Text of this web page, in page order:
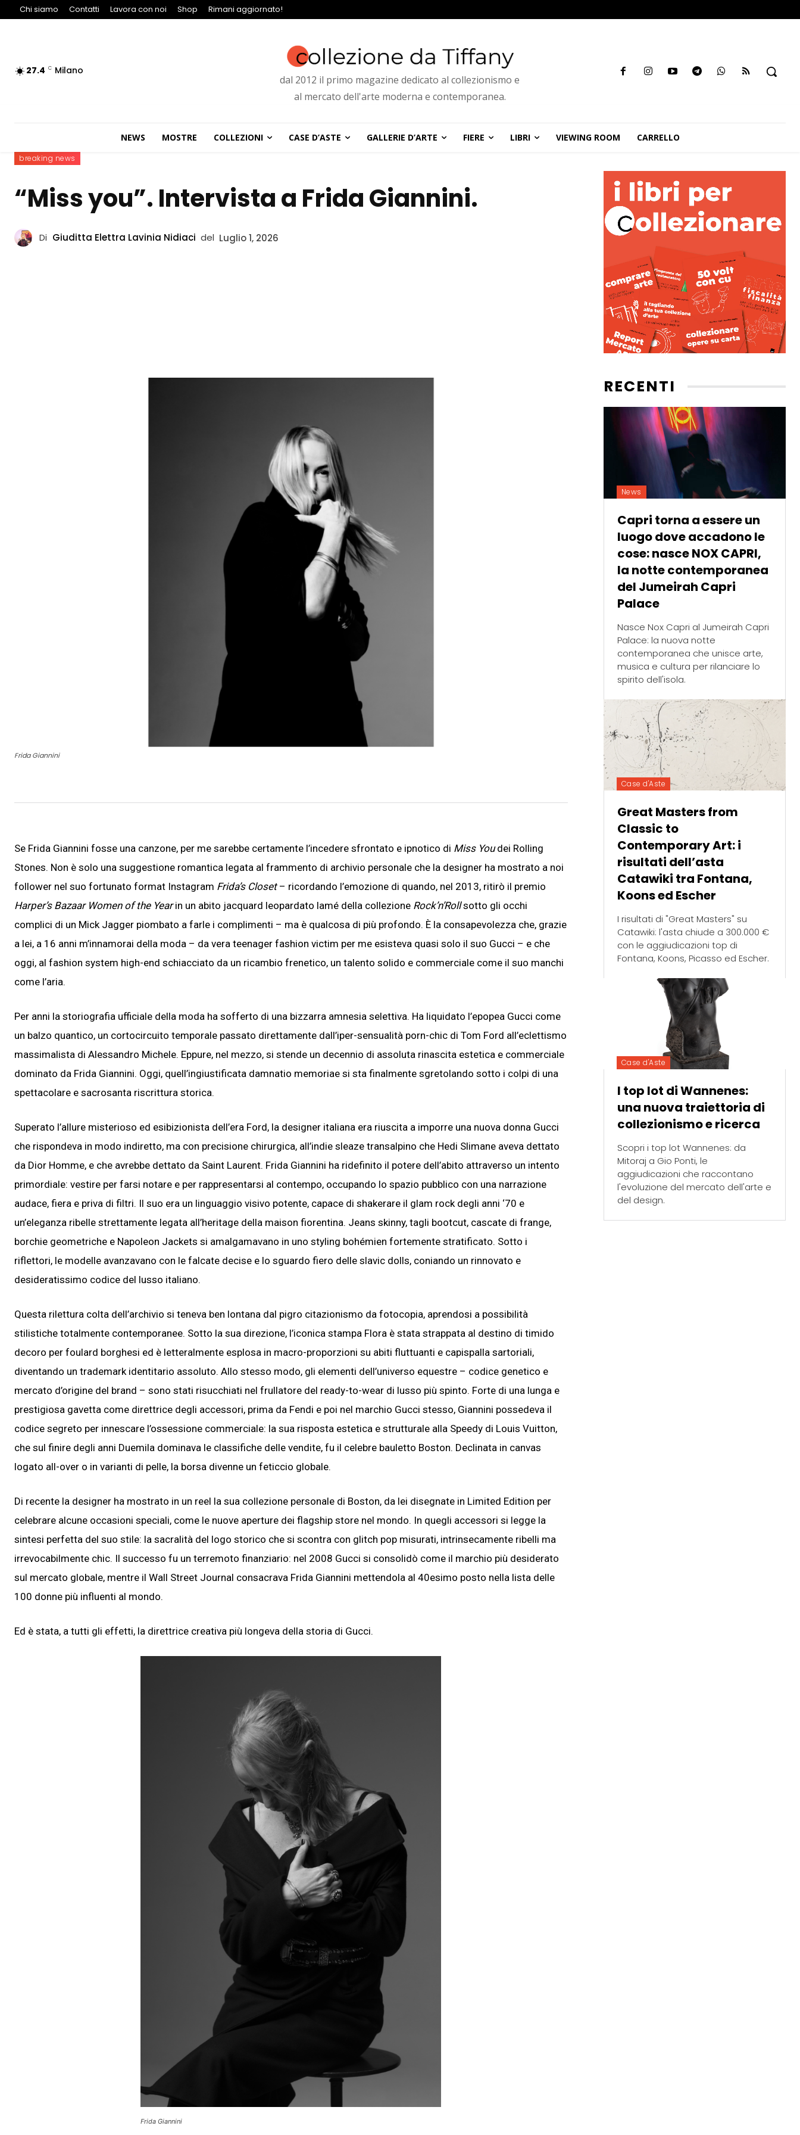
Chi siamo Contatti Lavora con noi Shop Rimani aggiornato!
27.4 C Milano
dal 2012 il primo magazine dedicato al collezionismo e
al mercato dell'arte moderna e contemporanea.
NEWS MOSTRE COLLEZIONI CASE D’ASTE GALLERIE D’ARTE FIERE LIBRI VIEWING ROOM CARRELLO
breaking news
“Miss you”. Intervista a Frida Giannini.
Di Giuditta Elettra Lavinia Nidiaci del Luglio 1, 2026
Frida Giannini
Se Frida Giannini fosse una canzone, per me sarebbe certamente l’incedere sfrontato e ipnotico di Miss Youdei Rolling
Stones. Non è solo una suggestione romantica legata al frammento di archivio personale che la designer ha mostrato a noi
follower nel suo fortunato format Instagram Frida’s Closet – ricordando l’emozione di quando, nel 2013, ritirò il premio
Harper’s Bazaar Women of the Yearin un abito jacquard leopardato lamé della collezione Rock’n’Rollsotto gli occhi
complici di un Mick Jagger piombato a farle i complimenti – ma è qualcosa di più profondo. È la consapevolezza che, grazie
a lei, a 16 anni m’innamorai della moda – da vera teenager fashion victim per me esisteva quasi solo il suo Gucci – e che
oggi, al fashion system high-end schiacciato da un ricambio frenetico, un talento solido e commerciale come il suo manchi
come l’aria.
Per anni la storiografia ufficiale della moda ha sofferto di una bizzarra amnesia selettiva. Ha liquidato l’epopea Gucci come
un balzo quantico, un cortocircuito temporale passato direttamente dall’iper-sensualità porn-chic di Tom Ford all’eclettismo
massimalista di Alessandro Michele. Eppure, nel mezzo, si stende un decennio di assoluta rinascita estetica e commerciale
dominato da Frida Giannini. Oggi, quell’ingiustificata damnatio memoriae si sta finalmente sgretolando sotto i colpi di una
spettacolare e sacrosanta riscrittura storica.
Superato l’allure misterioso ed esibizionista dell’era Ford, la designer italiana era riuscita a imporre una nuova donna Gucci
che rispondeva in modo indiretto, ma con precisione chirurgica, all’indie sleaze transalpino che Hedi Slimane aveva dettato
da Dior Homme, e che avrebbe dettato da Saint Laurent. Frida Giannini ha ridefinito il potere dell’abito attraverso un intento
primordiale: vestire per farsi notare e per rappresentarsi al contempo, occupando lo spazio pubblico con una narrazione
audace, fiera e priva di filtri. Il suo era un linguaggio visivo potente, capace di shakerare il glam rock degli anni ‘70 e
un’eleganza ribelle strettamente legata all’heritage della maison fiorentina. Jeans skinny, tagli bootcut, cascate di frange,
borchie geometriche e Napoleon Jackets si amalgamavano in uno styling bohémien fortemente stratificato. Sotto i
riflettori, le modelle avanzavano con le falcate decise e lo sguardo fiero delle slavic dolls, coniando un rinnovato e
desideratissimo codice del lusso italiano.
Questa rilettura colta dell’archivio si teneva ben lontana dal pigro citazionismo da fotocopia, aprendosi a possibilità
stilistiche totalmente contemporanee. Sotto la sua direzione, l’iconica stampa Flora è stata strappata al destino di timido
decoro per foulard borghesi ed è letteralmente esplosa in macro-proporzioni su abiti fluttuanti e capispalla sartoriali,
diventando un trademark identitario assoluto. Allo stesso modo, gli elementi dell’universo equestre – codice genetico e
mercato d’origine del brand – sono stati risucchiati nel frullatore del ready-to-wear di lusso più spinto. Forte di una lunga e
prestigiosa gavetta come direttrice degli accessori, prima da Fendi e poi nel marchio Gucci stesso, Giannini possedeva il
codice segreto per innescare l’ossessione commerciale: la sua risposta estetica e strutturale alla Speedy di Louis Vuitton,
che sul finire degli anni Duemila dominava le classifiche delle vendite, fu il celebre bauletto Boston. Declinata in canvas
logato all-over o in varianti di pelle, la borsa divenne un feticcio globale.
Di recente la designer ha mostrato in un reel la sua collezione personale di Boston, da lei disegnate in Limited Edition per
celebrare alcune occasioni speciali, come le nuove aperture dei flagship store nel mondo. In quegli accessori si legge la
sintesi perfetta del suo stile: la sacralità del logo storico che si scontra con glitch pop misurati, intrinsecamente ribelli ma
irrevocabilmente chic. Il successo fu un terremoto finanziario: nel 2008 Gucci si consolidò come il marchio più desiderato
sul mercato globale, mentre il Wall Street Journal consacrava Frida Giannini mettendola al 40esimo posto nella lista delle
100 donne più influenti al mondo.
Ed è stata, a tutti gli effetti, la direttrice creativa più longeva della storia di Gucci.
Frida Giannini
RECENTI
News
Capri torna a essere un
luogo dove accadono le
cose: nasce NOX CAPRI,
la notte contemporanea
del Jumeirah Capri
Palace
Nasce Nox Capri al Jumeirah Capri
Palace: la nuova notte
contemporanea che unisce arte,
musica e cultura per rilanciare lo
spirito dell'isola.
Case d'Aste
Great Masters from
Classic to
Contemporary Art: i
risultati dell’asta
Catawiki tra Fontana,
Koons ed Escher
I risultati di "Great Masters" su
Catawiki: l'asta chiude a 300.000 €
con le aggiudicazioni top di
Fontana, Koons, Picasso ed Escher.
Case d'Aste
I top lot di Wannenes:
una nuova traiettoria di
collezionismo e ricerca
Scopri i top lot Wannenes: da
Mitoraj a Gio Ponti, le
aggiudicazioni che raccontano
l'evoluzione del mercato dell'arte e
del design.